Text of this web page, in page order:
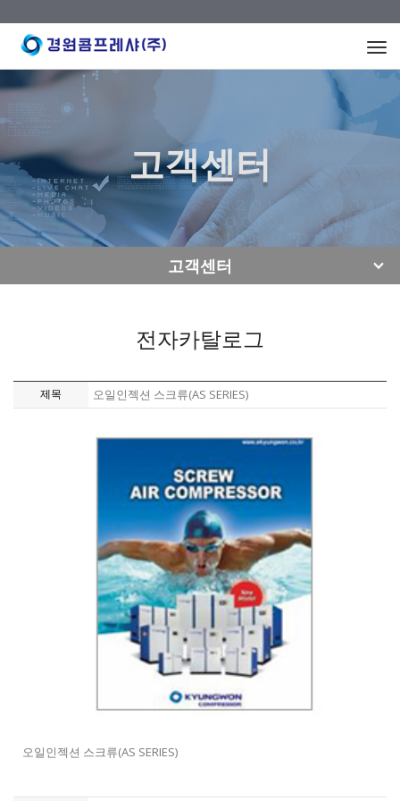
고객센터
고객센터
전자카탈로그
제목 오일인젝션 스크류(AS SERIES)
오일인젝션 스크류(AS SERIES)